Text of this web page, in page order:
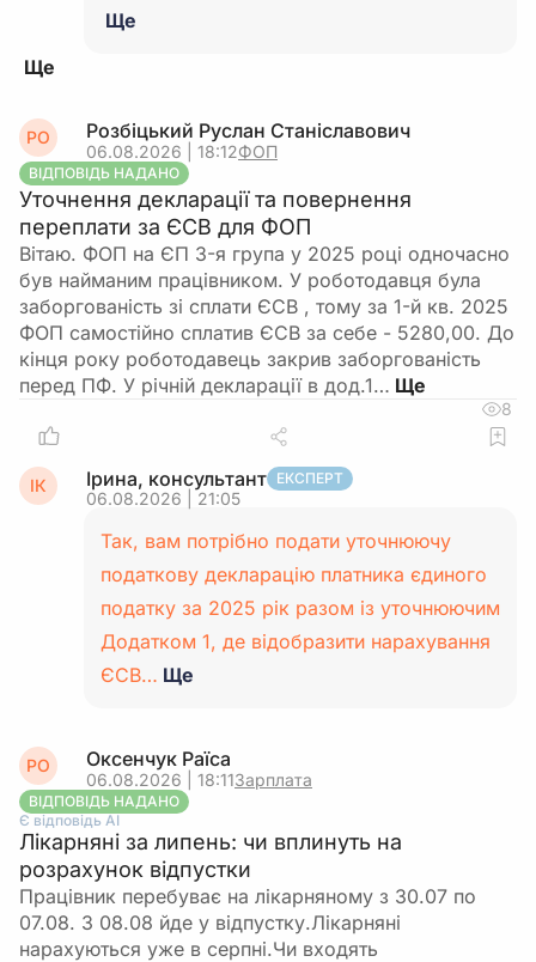
Ще
РО Розбіцький Руслан Станіславович
06.08.2026 | 18:12ФОП
ВІДПОВІДЬ НАДАНО
Уточнення декларації та повернення
переплати за ЄСВ для ФОП
Вітаю. ФОП на ЄП 3-я група у 2025 році одночасно
був найманим працівником. У роботодавця була
заборгованість зі сплати ЄСВ , тому за 1-й кв. 2025
ФОП самостійно сплатив ЄСВ за себе - 5280,00. До
кінця року роботодавець закрив заборгованість
перед ПФ. У річній декларації в дод.1…
8
ІК Ірина, консультант ЕКСПЕРТ
06.08.2026 | 21:05
Так, вам потрібно подати уточнюючу
податкову декларацію платника єдиного
податку за 2025 рік разом із уточнюючим
Додатком 1, де відобразити нарахування
ЄСВ… Ще
РО Оксенчук Раїса
06.08.2026 | 18:11Зарплата
ВІДПОВІДЬ НАДАНО
Є відповідь АІ
Лікарняні за липень: чи вплинуть на
розрахунок відпустки
Працівник перебуває на лікарняному з 30.07 по
07.08. З 08.08 йде у відпустку.Лікарняні
нарахуються уже в серпні.Чи входять